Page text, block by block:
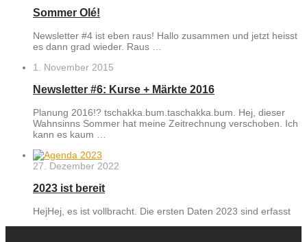
Sommer Olé!
Newsletter #4 ist eben raus! Hallo zusammen und jetzt heisst
es dann grad wieder. Raus …
1. November 2015
Newsletter #6: Kurse + Märkte 2016
Planung 2016!? tschakka.bum.taschakka.bum. Hej, dieser
Wahnsinns Sommer hat meine Zeitrechnung verschoben. Ich
kann es kaum …
27. Dezember 2022
2023 ist bereit
HejHej, es ist vollbracht. Die ersten Daten 2023 sind erfasst